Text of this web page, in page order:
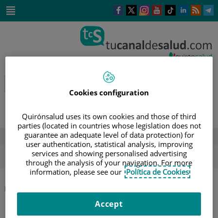
Este
enlace
se
ventana
nueva.
Este
enlace
se
una
ventana
nueva.
Este
enlace
se
una
ventana
nueva.
Este
enlace
se
una
ventana
nueva.
Enlace
una
Enlace
una
DESTACADOS
ola de calor verano sol
INICIO
JESÚS MARÍA PANDO PINTO
Cookies configuration
Quirónsalud uses its own cookies and those of third
parties (located in countries whose legislation does not
guarantee an adequate level of data protection) for
user authentication, statistical analysis, improving
services and showing personalised advertising
through the analysis of your navigation. For more
information, please see our Política de Cookies
Accept